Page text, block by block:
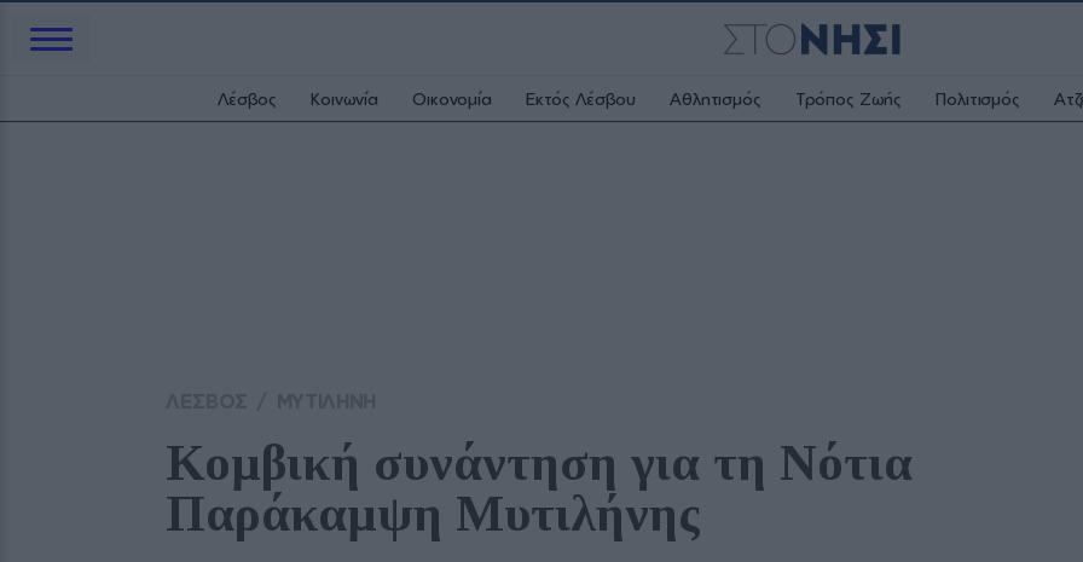
Λέσβος Κοινωνία Οικονομία Εκτός Λέσβου Αθλητισμός Τρόπος Ζωής Πολιτισμός
Κομβική συνάντηση για τη Νότια
Παράκαμψη Μυτιλήνης